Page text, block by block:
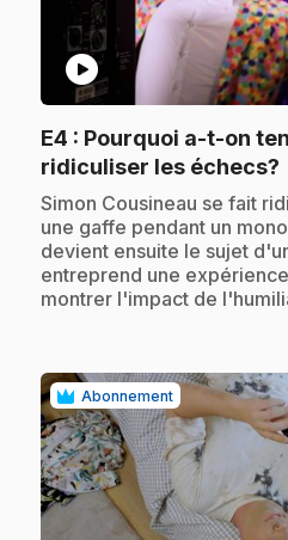
play_circle
E4 : Pourquoi a-t-on
ridiculiser les échecs?
.Simon Cousineau se fait
une gaffe pendant un
devient ensuite le sujet
entreprend une
montrer l'impact de
Abonnement